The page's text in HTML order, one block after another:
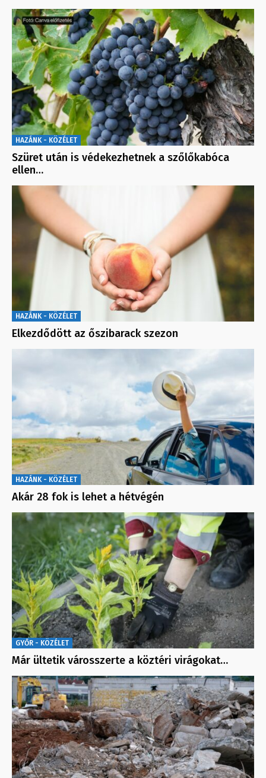
HAZÁNK - KÖZÉLET
Szüret után is védekezhetnek a szőlőkabóca
ellen…
HAZÁNK - KÖZÉLET
Elkezdődött az őszibarack szezon
HAZÁNK - KÖZÉLET
Akár 28 fok is lehet a hétvégén
GYŐR - KÖZÉLET
Már ültetik városszerte a köztéri virágokat…